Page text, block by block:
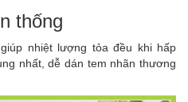
thống
nhiệt lượng tỏa đều khi hấp
nhất, dễ dán tem nhãn thương